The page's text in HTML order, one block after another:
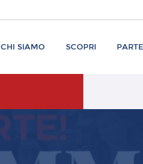
CHI SIAMO SCOPRI